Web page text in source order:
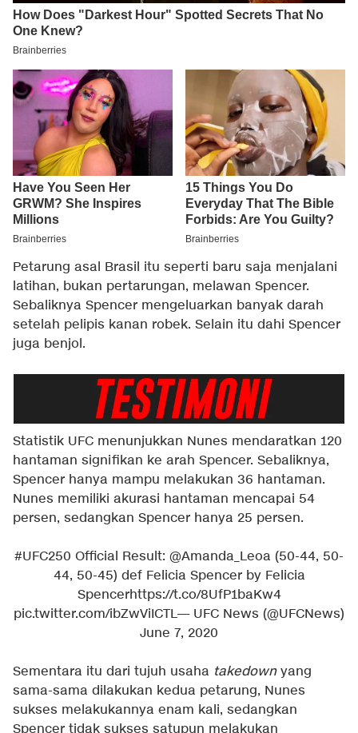
Petarung asal Brasil itu seperti baru saja menjalani
latihan, bukan pertarungan, melawan Spencer.
Sebaliknya Spencer mengeluarkan banyak darah
setelah pelipis kanan robek. Selain itu dahi Spencer
juga benjol.
Statistik UFC menunjukkan Nunes mendaratkan 120
hantaman signifikan ke arah Spencer. Sebaliknya,
Spencer hanya mampu melakukan 36 hantaman.
Nunes memiliki akurasi hantaman mencapai 54
persen, sedangkan Spencer hanya 25 persen.
#UFC250 Official Result: @Amanda_Leoa (50-44, 50-
44, 50-45) def Felicia Spencer by Felicia
Spencerhttps://t.co/8UfP1baKw4
pic.twitter.com/ibZwViICTL— UFC News (@UFCNews)
June 7, 2020
Sementara itu dari tujuh usaha takedownyang
sama-sama dilakukan kedua petarung, Nunes
sukses melakukannya enam kali, sedangkan